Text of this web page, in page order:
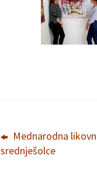
Mednarodna
srednješolce